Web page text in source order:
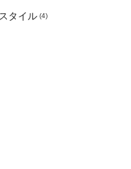
タイル (4)